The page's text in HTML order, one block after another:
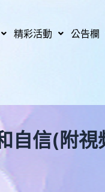
精彩活動 公告欄
自信(附視